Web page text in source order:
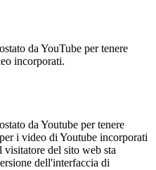
da YouTube per tenere
incorporati.
da Youtube per tenere
i video di Youtube incorporati
visitatore del sito web sta
dell'interfaccia di